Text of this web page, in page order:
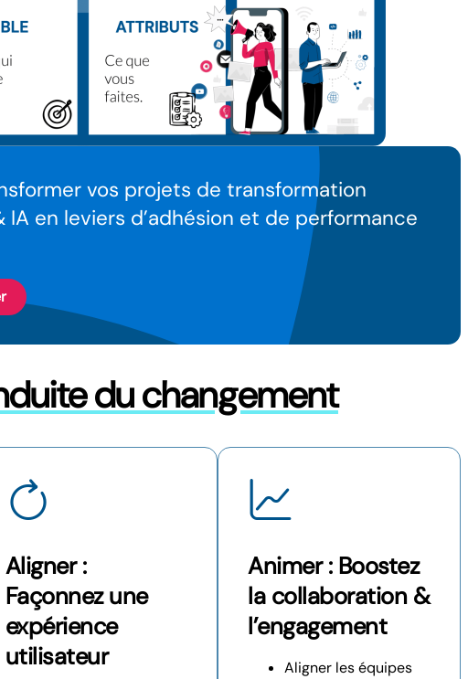
vos projets de transformation
IA en leviers d’adhésion et de performance
du changement
Aligner :
Façonnez une
expérience
utilisateur
Animer : Boostez
la collaboration &
l’engagement
Aligner les équipes